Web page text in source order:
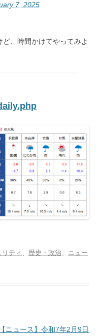
7, 2025
、時間かけてやってみよ
ティ 、 歴史・政治、 ニュー
【ニュース】令和7年2月9日